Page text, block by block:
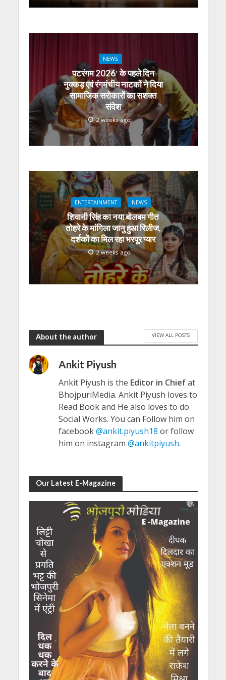
NEWS
पटरंगम 2026′ के पहले दिन
नुक्कड़ एवं रंगमंचीय नाटकों ने दिया
सामाजिक सरोकारों का सशक्त
संदेश
2 weeks ago
ENTERTAINMENT NEWS
शिवानी सिंह का नया बोलबम गीत
तोहरे के मांगिला जानु हुआ रिलीज,
दर्शकों का मिल रहा भरपूर प्यार
2 weeks ago
About the author VIEW ALL POSTS
Ankit Piyush
Ankit Piyush is the Editor in Chiefat
BhojpuriMedia. Ankit Piyush loves to
Read Book and He also loves to do
Social Works. You can Follow him on
facebook@ankit.piyush18 or follow
him on instagram @ankitpiyush.
Our Latest E-Magazine